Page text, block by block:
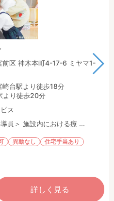
前区 神木本町4-17-6 ミヤマ1-
台駅より徒歩18分
より徒歩20分
ス
員＞ 施設内における療 ...
異動なし 住宅手当あり
詳しく見る